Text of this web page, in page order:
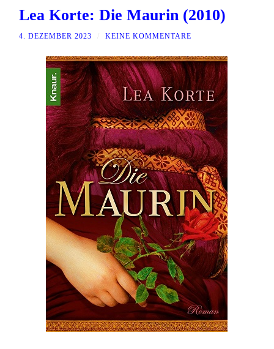
Lea Korte: Die Maurin (2010)
4. DEZEMBER 2023 KEINE KOMMENTARE